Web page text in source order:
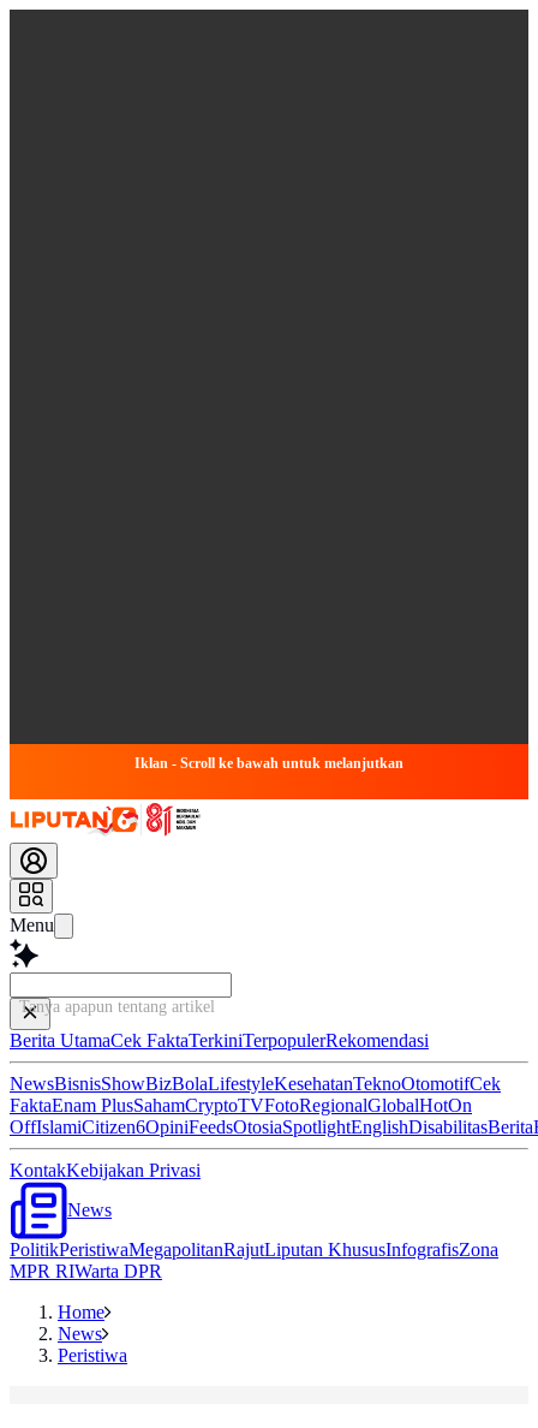
Iklan - Scroll ke bawah untuk melanjutkan
Menu
Tanya apapun tentang artikel ini...
Berita UtamaCek FaktaTerkiniTerpopulerRekomendasi
NewsBisnisShowBizBolaLifestyleKesehatanTeknoOtomotifCek
FaktaEnam PlusSahamCryptoTVFotoRegionalGlobalHotOn
OffIslamiCitizen6OpiniFeedsOtosiaSpotlightEnglishDisabilitasBerita
KontakKebijakan Privasi
News
PolitikPeristiwaMegapolitanRajutLiputan KhususInfografisZona
MPR RIWarta DPR
Home
News
Peristiwa